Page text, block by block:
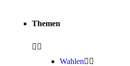
Themen
Wahlen